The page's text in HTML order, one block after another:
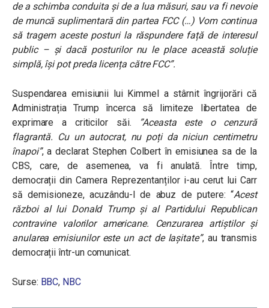
de a schimba conduita și de a lua măsuri, sau va fi nevoie
de muncă suplimentară din partea FCC (…) Vom continua
să tragem aceste posturi la răspundere față de interesul
public – și dacă posturilor nu le place această soluție
simplă, își pot preda licența către FCC”.
Suspendarea emisiunii lui Kimmel a stârnit îngrijorări că
Administrația Trump încerca să limiteze libertatea de
exprimare a criticilor săi. ”Aceasta este o cenzură
flagrantă. Cu un autocrat, nu poți da niciun centimetru
înapoi”, a declarat Stephen Colbert în emisiunea sa de la
CBS, care, de asemenea, va fi anulată. Între timp,
democrații din Camera Reprezentanților i-au cerut lui Carr
să demisioneze, acuzându-l de abuz de putere: “Acest
război al lui Donald Trump și al Partidului Republican
contravine valorilor americane. Cenzurarea artiștilor și
anularea emisiunilor este un act de lașitate”, au transmis
democrații într-un comunicat.
Surse: BBC, NBC